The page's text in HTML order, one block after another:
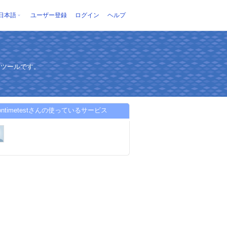
本語 ユーザー登録 ログイン ヘルプ
ールです。
さんの使っているサービス